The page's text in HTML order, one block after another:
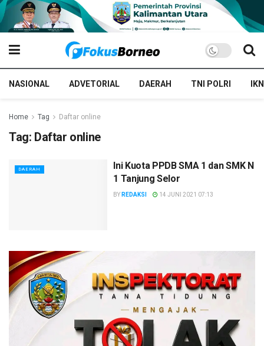
NASIONAL ADVETORIAL DAERAH TNI POLRI IKN
Home Tag Daftar online
Tag: Daftar online
DAERAH
Ini Kuota PPDB SMA 1 dan SMK N
1 Tanjung Selor
BY REDAKSI 14 JUNI 2021 07:13